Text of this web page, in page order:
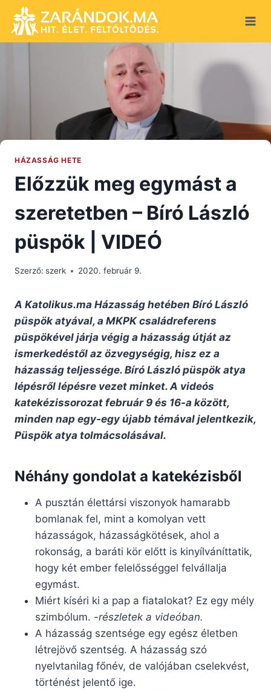
content
HÁZASSÁG HETE
Előzzük meg egymást a
szeretetben – Bíró László
püspök | VIDEÓ
Szerző: szerk 2020. február 9.
A Katolikus.ma Házasság hetében Bíró László
püspök atyával, a MKPK családreferens
püspökével járja végig a házasság útját az
ismerkedéstől az özvegységig, hisz ez a
házasság teljessége. Bíró László püspök atya
lépésről lépésre vezet minket. A videós
katekézissorozat február 9 és 16-a között,
minden nap egy-egy újabb témával jelentkezik,
Püspök atya tolmácsolásával.
Néhány gondolat a katekézisből
A pusztán élettársi viszonyok hamarabb
bomlanak fel, mint a komolyan vett
házasságok, házasságkötések, ahol a
rokonság, a baráti kör előtt is kinyílváníttatik,
hogy két ember felelősséggel felvállalja
egymást.
Miért kíséri ki a pap a fiatalokat? Ez egy mély
szimbólum. -részletek a videóban.
A házasság szentsége egy egész életben
létrejövő szentség. A házasság szó
nyelvtanilag főnév, de valójában cselekvést,
történést jelentő ige.